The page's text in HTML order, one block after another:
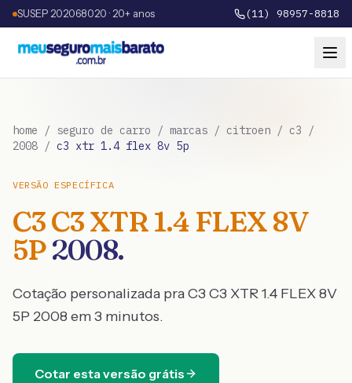
SUSEP 202068020 · 20+ anos (11) 98957-8818
home / seguro de carro / marcas / citroen / c3 /
2008 / c3 xtr 1.4 flex 8v 5p
VERSÃO ESPECÍFICA
C3C3 XTR 1.4 FLEX 8V
5P 2008.
Cotação personalizada praC3 C3 XTR 1.4 FLEX 8V
5P 2008 em 3 minutos.
Cotar esta versão grátis